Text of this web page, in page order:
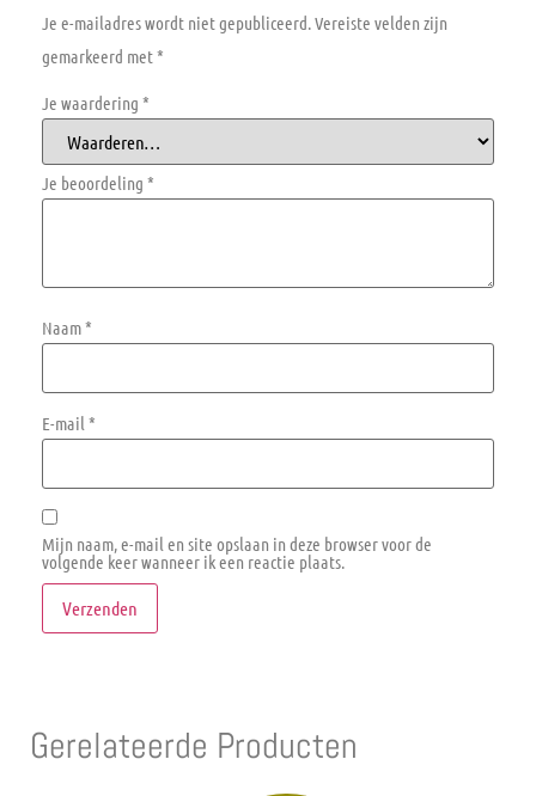
Je e-mailadres wordt niet gepubliceerd.Vereiste velden zijn
gemarkeerd met*
Je waardering *
Je beoordeling *
Naam*
E-mail *
Mijn naam, e-mail en site opslaan in deze browser voor de
volgende keer wanneer ik een reactie plaats.
Gerelateerde Producten